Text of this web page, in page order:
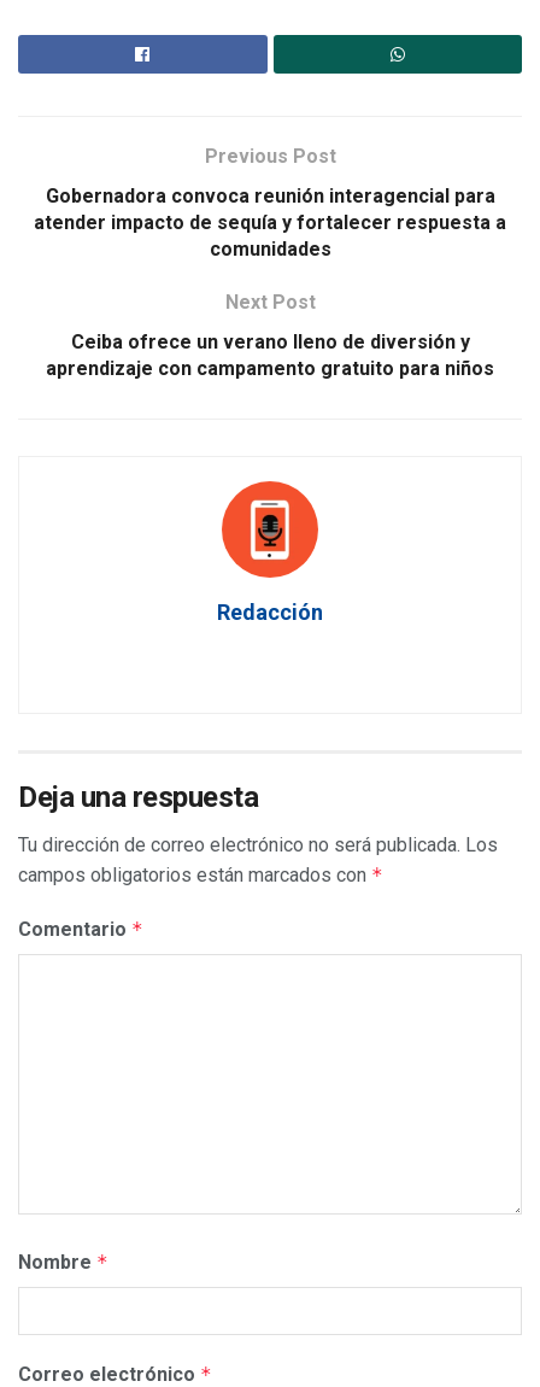
Previous Post
Gobernadora convoca reunión interagencial para
atender impacto de sequía y fortalecer respuesta a
comunidades
Next Post
Ceiba ofrece un verano lleno de diversión y
aprendizaje con campamento gratuito para niños
Redacción
Deja una respuesta
Tu dirección de correo electrónico no será publicada. Los
campos obligatorios están marcados con *
Comentario *
Nombre *
Correo electrónico *